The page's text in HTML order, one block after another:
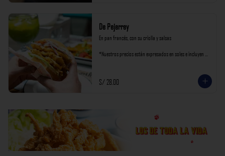
De Pejerrey
En pan francés, con su criolla y salsas
*Nuestros precios están expresados en soles e incluyen
S/ 28.00